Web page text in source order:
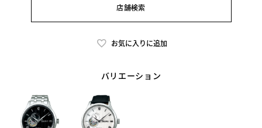
店舗検索
お気に入りに追加
バリエーション